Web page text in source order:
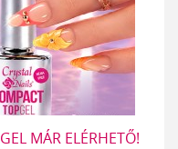
MÁR ELÉRHETŐ!